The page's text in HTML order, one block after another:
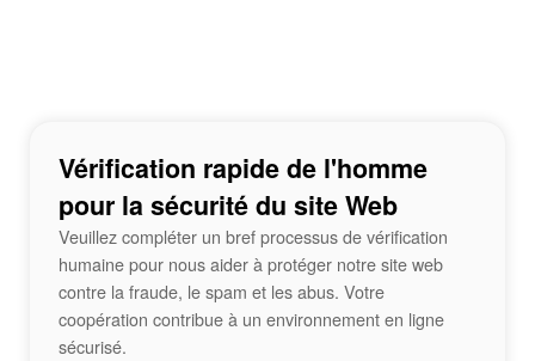
Vérification rapide de l'homme
pour la sécurité du site Web
Veuillez compléter un bref processus de vérification
humaine pour nous aider à protéger notre site web
contre la fraude, le spam et les abus. Votre
coopération contribue à un environnement en ligne
sécurisé.